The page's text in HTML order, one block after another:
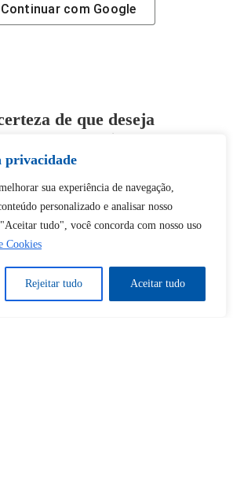
privacidade
sua experiência de navegação,
personalizado e analisar nosso
tudo", você concorda com nosso uso
Cookies
Rejeitar tudo Aceitar tudo
Continuar com Google
de que deseja
esta publicação?
esquerda : 0
Sim Não